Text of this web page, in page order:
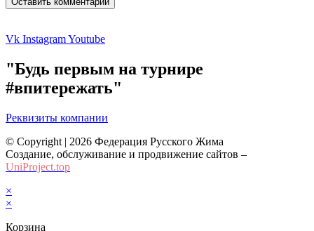
Vk InstagramYoutube
"Будь первым на турнире
#впитережать"
Реквизиты компании
© Copyright | 2026 Федерация Русского Жима
Создание, обслуживание и продвижение сайтов –
UniProject.top
×
×
Корзина